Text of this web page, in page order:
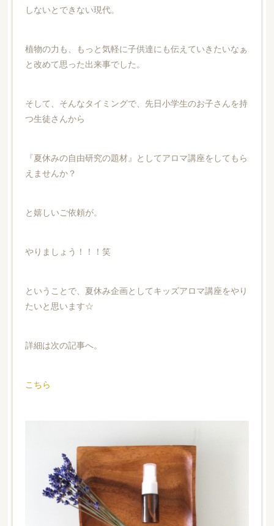
しないとできない現代。
植物の力も、もっと気軽に子供達にも伝えていきたいなぁ
と改めて思った出来事でした。
そして、そんなタイミングで、先日小学生のお子さんを持
つ生徒さんから
『夏休みの自由研究の題材』としてアロマ講座をしてもら
えませんか？
と嬉しいご依頼が。
やりましょう！！！笑
ということで、夏休み企画としてキッズアロマ講座をやり
たいと思います☆
詳細は次の記事へ。
こちら